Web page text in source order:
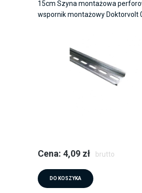
15cm Szyna montażowa
wspornik montażowy Doktorvolt
Cena: 4,09 zł brutto
DO KOSZYKA